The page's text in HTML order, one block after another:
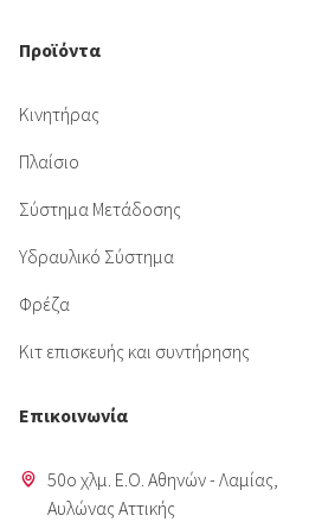
Προϊόντα
Κινητήρας
Πλαίσιο
Σύστημα Μετάδοσης
Υδραυλικό Σύστημα
Φρέζα
Κιτ επισκευής και συντήρησης
Επικοινωνία
50o χλμ. Ε.Ο. Αθηνών - Λαμίας,
Aυλώνας Αττικής